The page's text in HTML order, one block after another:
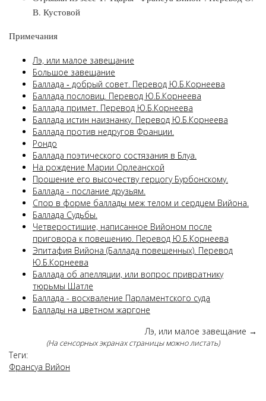
В. Кустовой
Примечания
Лэ, или малое завещание
Большое завещание
Баллада ‑ добрый совет. Перевод Ю.Б.Корнеева
Баллада пословиц. Перевод Ю.Б.Корнеева
Баллада примет. Перевод Ю.Б.Корнеева
Баллада истин наизнанку. Перевод Ю.Б.Корнеева
Баллада против недругов Франции.
Рондо
Баллада поэтического состязания в Блуа.
На рождение Марии Орлеанской
Прошение его высочеству герцогу Бурбонскому.
Баллада - послание друзьям.
Спор в форме баллады меж телом и сердцем Вийона.
Баллада Судьбы.
Четверостишие, написанное Вийоном после
приговора к повешению. Перевод Ю.Б.Корнеева
Эпитафия Вийона (Баллада повешенных). Перевод
Ю.Б.Корнеева
Баллада об апелляции, или вопрос привратнику
тюрьмы Шатле
Баллада - восхваление Парламентского суда
Баллады на цветном жаргоне
Лэ, или малое завещание →
(На сенсорных экранах страницы можно листать)
Теги:
Франсуа Вийон